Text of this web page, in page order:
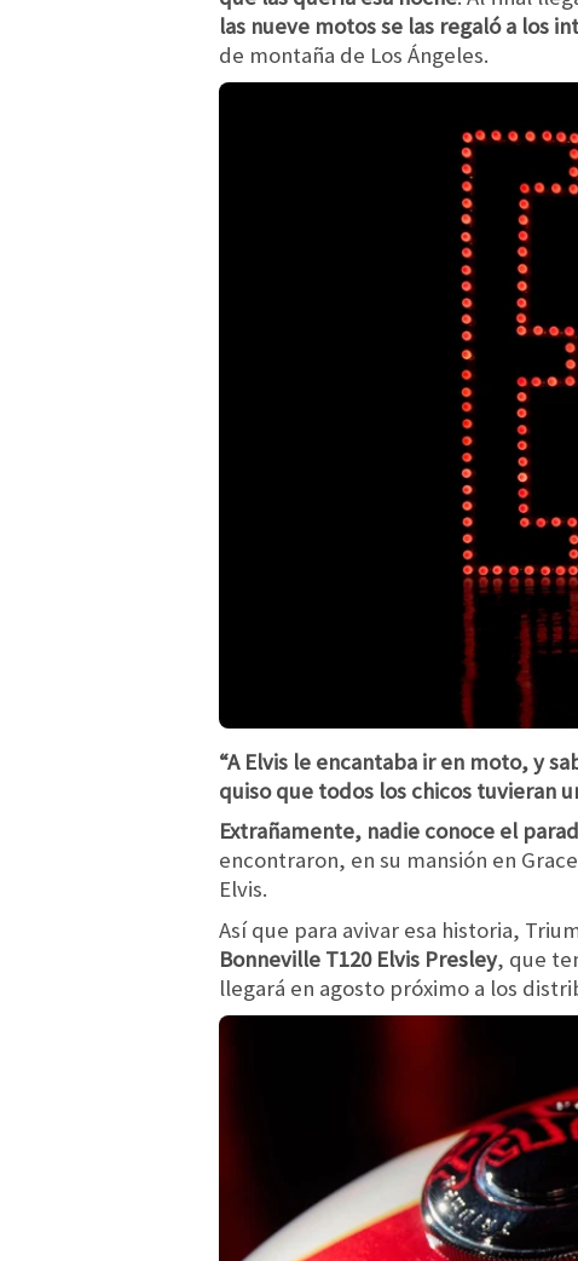
las nueve motos se las regaló a los
de montaña de Los Ángeles.
“A Elvis le encantaba ir en moto, y
quiso que todos los chicos tuvieran
Extrañamente, nadie conoce el
encontraron, en su mansión en
Elvis.
Así que para avivar esa historia,
Bonneville T120 Elvis Presley, que
llegará en agosto próximo a los